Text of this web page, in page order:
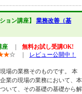
ョン講座】 業務改善（基
座
無料お試し受講OK!
★☆ レビュー公開中！
場の業務そのものです。 本
業の現場の業務において、本
いて、その基礎の基礎から解